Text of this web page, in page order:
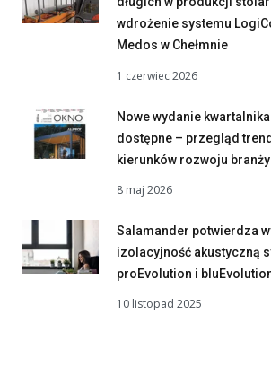
wdrożenie systemu
Medos w Chełmnie
1 czerwiec 2026
Nowe wydanie kwartalnika
dostępne – przegląd
kierunków rozwoju branży
8 maj 2026
Salamander potwierdza
izolacyjność akustyczną
proEvolution i
10 listopad 2025